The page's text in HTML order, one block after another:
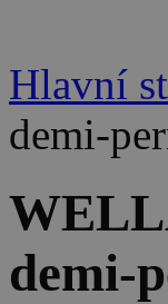
Hlavní
demi-
demi-